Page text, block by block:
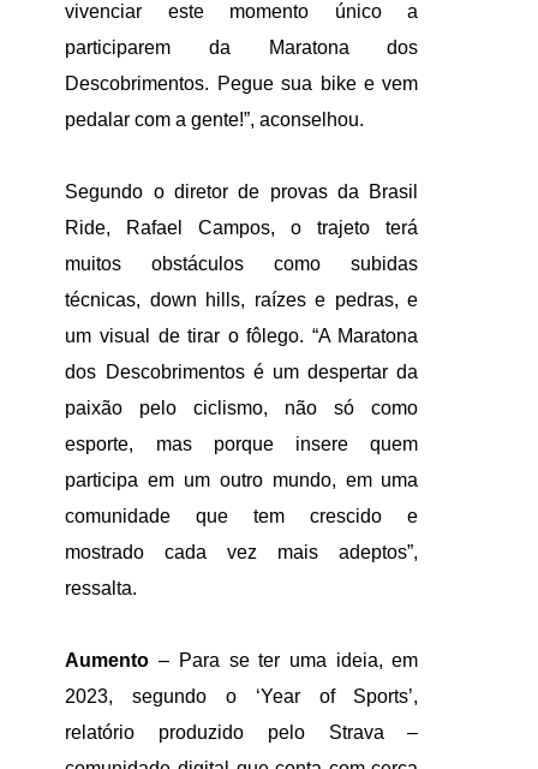
vivenciar este momento único a
participarem da Maratona dos
Descobrimentos. Pegue sua bike e vem
pedalar com a gente!”, aconselhou.
Segundo o diretor de provas da Brasil
Ride, Rafael Campos, o trajeto terá
muitos obstáculos como subidas
técnicas, down hills, raízes e pedras, e
um visual de tirar o fôlego. “A Maratona
dos Descobrimentos é um despertar da
paixão pelo ciclismo, não só como
esporte, mas porque insere quem
participa em um outro mundo, em uma
comunidade que tem crescido e
mostrado cada vez mais adeptos”,
ressalta.
Aumento – Para se ter uma ideia, em
2023, segundo o ‘Year of Sports’,
relatório produzido pelo Strava –